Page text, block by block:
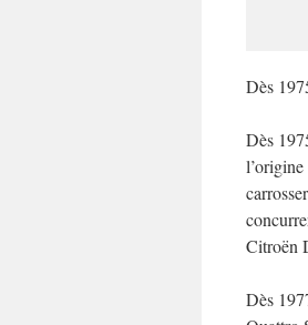
Dès
Dès
Citroën
Dès